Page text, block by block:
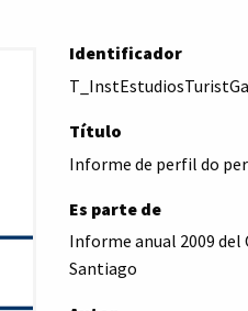
Identificador
Título
Informe de perfil do
Es parte de
Informe anual 2009 del
Santiago